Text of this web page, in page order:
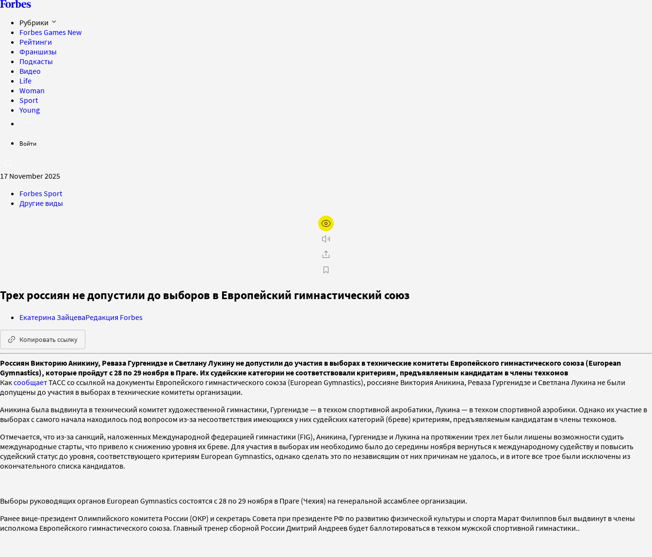
Рубрики
Forbes Games New
Рейтинги
Франшизы
Подкасты
Видео
Life
Woman
Sport
Young
Войти
17 November 2025
Forbes Sport
Другие виды
Трех россиян не допустили до выборов в Европейский гимнастический союз
Екатерина ЗайцеваРедакция Forbes
Копировать ссылку
Россиян Викторию Аникину, Реваза Гургенидзе и Светлану Лукину не допустили до участия в выборах в технические комитеты Европейского гимнастического союза (European
Gymnastics), которые пройдут с 28 по 29 ноября в Праге. Их судейские категории не соответствовали критериям, предъявляемым кандидатам в члены техкомов
КаксообщаетТАСС со ссылкой на документы Европейского гимнастического союза (European Gymnastics), россияне Виктория Аникина, Реваза Гургенидзе и Светлана Лукина не были
допущены до участия в выборах в технические комитеты организации.
Аникина была выдвинута в технический комитет художественной гимнастики, Гургенидзе — в техком спортивной акробатики, Лукина — в техком спортивной аэробики. Однако их участие в
выборах с самого начала находилось под вопросом из-за несоответствия имеющихся у них судейских категорий (бреве) критериям, предъявляемым кандидатам в члены техкомов.
Отмечается, что из-за санкций, наложенных Международной федерацией гимнастики (FIG), Аникина, Гургенидзе и Лукина на протяжении трех лет были лишены возможности судить
международные старты, что привело к снижению уровня их бреве. Для участия в выборах им необходимо было до середины ноября вернуться к международному судейству и повысить
судейский статус до уровня, соответствующего критериям European Gymnastics, однако сделать это по независящим от них причинам не удалось, и в итоге все трое были исключены из
окончательного списка кандидатов.
Выборы руководящих органов European Gymnastics состоятся с 28 по 29 ноября в Праге (Чехия) на генеральной ассамблее организации.
Ранее вице-президент Олимпийского комитета России (ОКР) и секретарь Совета при президенте РФ по развитию физической культуры и спорта Марат Филиппов был выдвинут в члены
исполкома Европейского гимнастического союза. Главный тренер сборной России Дмитрий Андреев будет баллотироваться в техком мужской спортивной гимнастики..